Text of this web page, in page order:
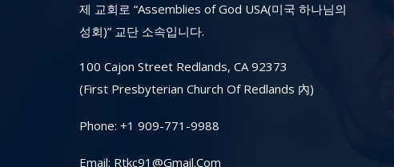
제 교회로 “Assemblies of God USA(미국 하나님의
성회)” 교단 소속입니다.
100 Cajon Street Redlands, CA 92373
(First Presbyterian Church Of Redlands 內)
Phone: +1 909-771-9988
Email: Rtkc91@gmail.com